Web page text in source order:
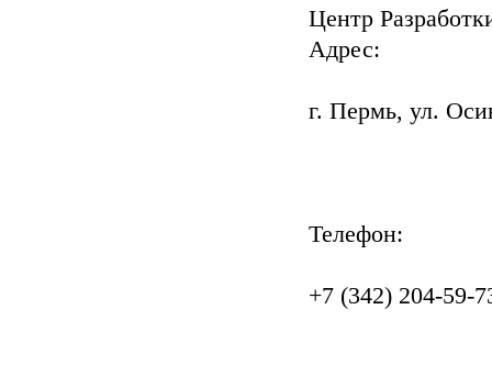
Центр
Адрес:
г. Пермь, ул.
Телефон:
+7 (342) 204-59-